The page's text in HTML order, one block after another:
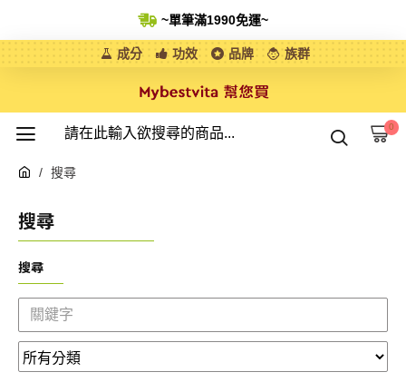
~單筆滿1990免運~
成分 功效 品牌 族群
0
搜尋
搜尋
搜尋